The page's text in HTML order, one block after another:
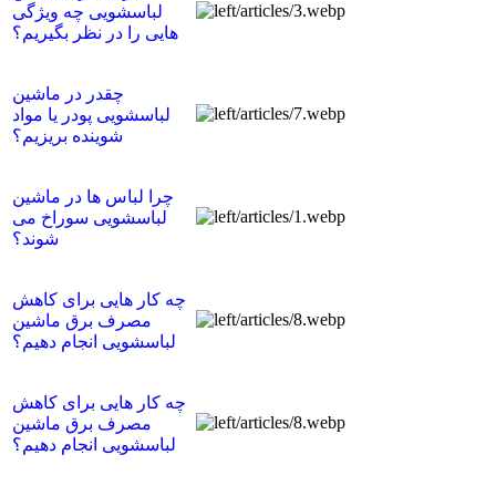
لباسشویی چه ویژگی
هایی را در نظر بگیریم؟
چقدر در ماشین
لباسشویی پودر یا مواد
شوینده بریزیم؟
چرا لباس ها در ماشین
لباسشویی سوراخ می
شوند؟
چه کار هایی برای کاهش
مصرف برق ماشین
لباسشویی انجام دهیم؟
چه کار هایی برای کاهش
مصرف برق ماشین
لباسشویی انجام دهیم؟